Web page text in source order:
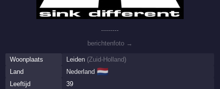
.........
berichtenfoto →
Woonplaats Leiden (Zuid-Holland)
Land
Nederland 🇳🇱
Leeftijd
39